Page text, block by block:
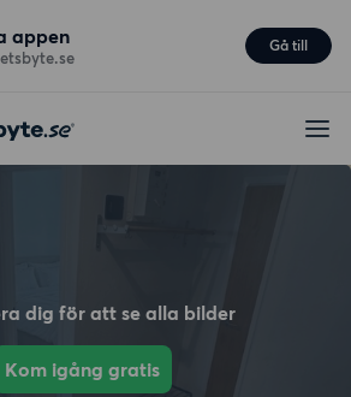
appen Gå till
dig för att se alla bilder
Kom igång gratis